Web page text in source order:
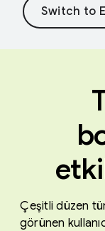
Çeşitli düzen
görünen